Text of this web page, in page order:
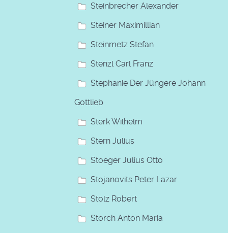
Steinbrecher Alexander
Steiner Maximillian
Steinmetz Stefan
Stenzl Carl Franz
Stephanie Der Jüngere Johann
Gottlieb
Sterk Wilhelm
Stern Julius
Stoeger Julius Otto
Stojanovits Peter Lazar
Stolz Robert
Storch Anton Maria